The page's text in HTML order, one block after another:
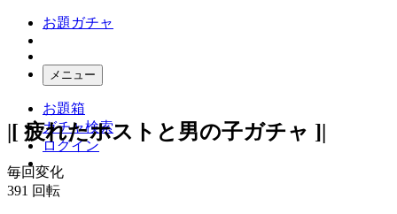
お題ガチャ
メニュー
お題箱
ガチャ検索
ログイン
|[ 疲れたホストと男の子ガチャ ]|
毎回変化
391 回転